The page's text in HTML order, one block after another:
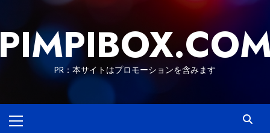
content
PR：本サイトはプロモーションを含みます
Menu